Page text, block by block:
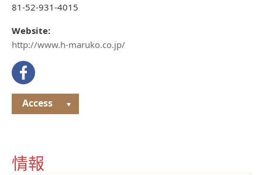
81-52-931-4015
Website:
http://www.h-maruko.co.jp/
Access
情報